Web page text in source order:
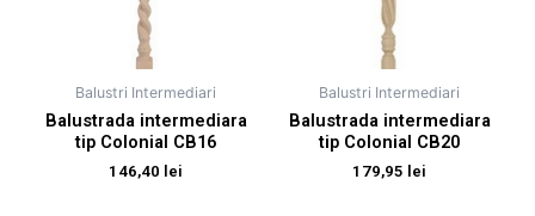
Balustri Intermediari
Balustrada intermediara
tip Colonial CB16
146,40 lei
Balustri Intermediari
Balustrada intermediara
tip Colonial CB20
179,95 lei